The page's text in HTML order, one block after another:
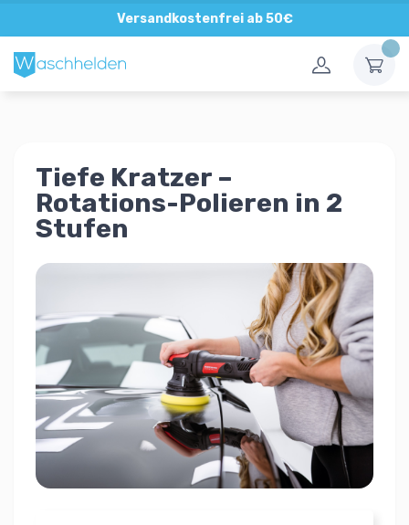
Versandkostenfrei ab 50€
Direkte und persönliche Beratung
Tiefe Kratzer –
Rotations-Polieren in 2
Stufen